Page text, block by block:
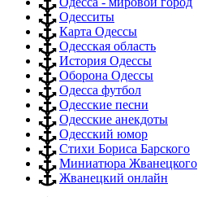
Одесситы
Карта Одессы
Одесская область
История Одессы
Оборона Одессы
Одесса футбол
Одесские песни
Одесские анекдоты
Одесский юмор
Стихи Бориса Барского
Миниатюра Жванецкого
Жванецкий онлайн